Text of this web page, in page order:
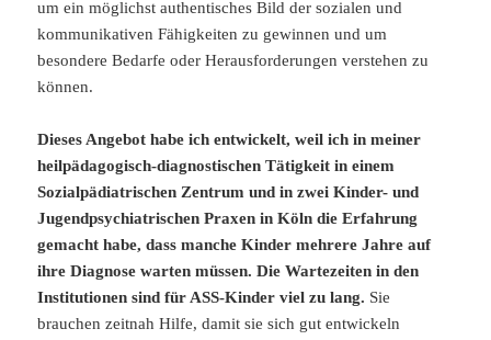
um ein möglichst authentisches Bild der sozialen und
kommunikativen Fähigkeiten zu gewinnen und um
besondere Bedarfe oder Herausforderungen verstehen zu
können.
Dieses Angebot habe ich entwickelt, weil ich in meiner
heilpädagogisch-diagnostischen Tätigkeit in einem
Sozialpädiatrischen Zentrum und in zwei Kinder- und
Jugendpsychiatrischen Praxen in Köln die Erfahrung
gemacht habe, dass manche Kinder mehrere Jahre auf
ihre Diagnose warten müssen. Die Wartezeiten in den
Institutionen sind für ASS-Kinder viel zu lang. Sie
brauchen zeitnah Hilfe, damit sie sich gut entwickeln